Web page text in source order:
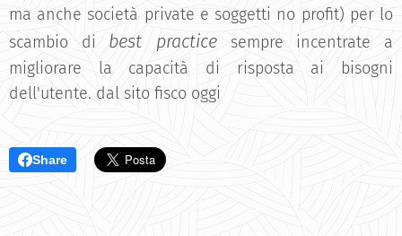
ma anche società private e soggetti no profit) per lo
scambio di best practice sempre incentrate a
migliorare la capacità di risposta ai bisogni
dell'utente. dal sito fisco oggi
Share